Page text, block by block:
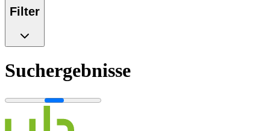
Filter
Suchergebnisse